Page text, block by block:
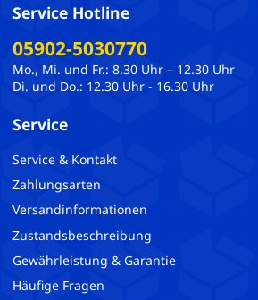
Service Hotline
05902-5030770
Mo., Mi. und Fr.: 8.30 Uhr – 12.30 Uhr
Di. und Do.: 12.30 Uhr - 16.30 Uhr
Service
Service & Kontakt
Zahlungsarten
Versandinformationen
Zustandsbeschreibung
Gewährleistung & Garantie
Häufige Fragen